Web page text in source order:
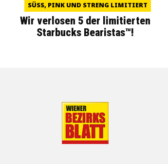
SÜSS, PINK UND STRENG LIMITIERT
Wir verlosen 5 der limitierten
Starbucks Bearistas™!